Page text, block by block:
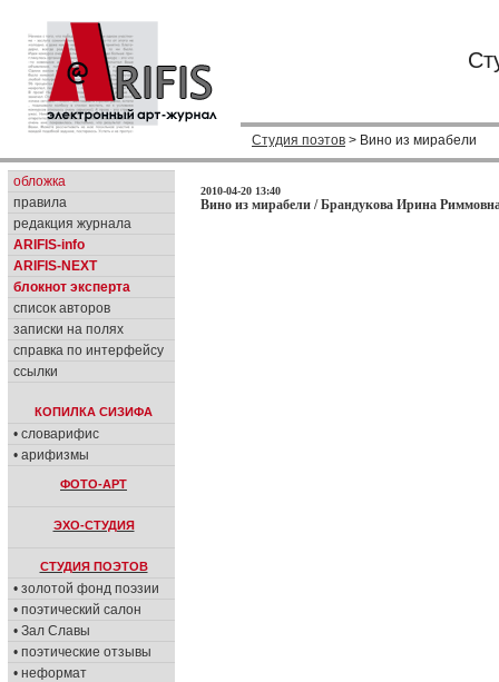
Студия поэтов > Вино из мирабели
обложка
правила
редакция журнала
ARIFIS-info
ARIFIS-NEXT
блокнот эксперта
список авторов
записки на полях
справка по интерфейсу
ссылки
КОПИЛКА СИЗИФА
• словарифис
• арифизмы
ФОТО-АРТ
ЭХО-СТУДИЯ
СТУДИЯ ПОЭТОВ
• золотой фонд поэзии
• поэтический салон
• Зал Славы
• поэтические отзывы
• неформат
2010-04-20 13:40
Вино из мирабели / Брандукова Ирина